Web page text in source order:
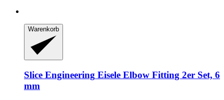
Warenkorb
Slice Engineering Eisele Elbow Fitting 2er Set, 6
mm